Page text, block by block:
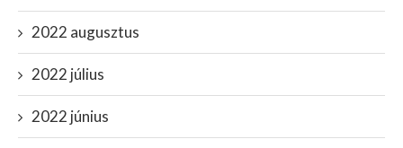
2022 augusztus
2022 július
2022 június